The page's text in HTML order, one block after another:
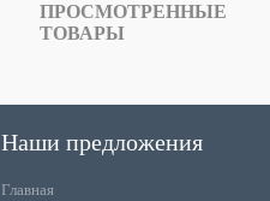
ПРОСМОТРЕННЫЕ
ТОВАРЫ
Наши предложения
Главная